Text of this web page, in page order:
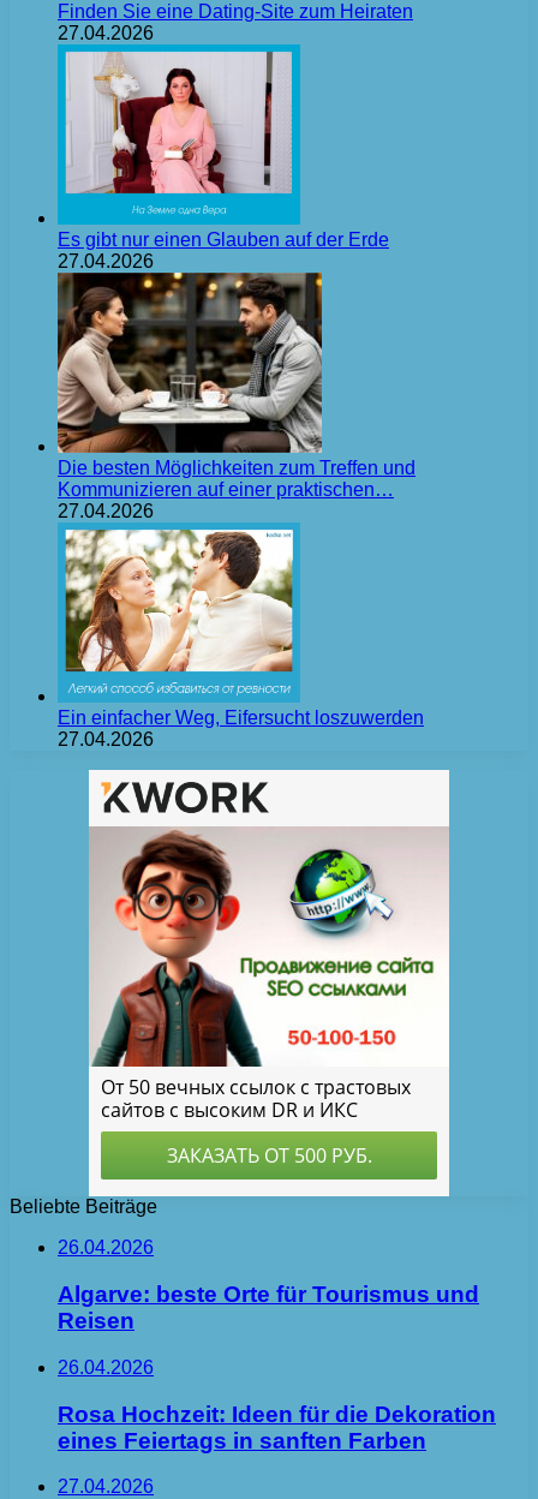
Finden Sie eine Dating-Site zum Heiraten
27.04.2026
Es gibt nur einen Glauben auf der Erde
27.04.2026
Die besten Möglichkeiten zum Treffen und
Kommunizieren auf einer praktischen…
27.04.2026
Ein einfacher Weg, Eifersucht loszuwerden
27.04.2026
Beliebte Beiträge
26.04.2026
Algarve: beste Orte für Tourismus und
Reisen
26.04.2026
Rosa Hochzeit: Ideen für die Dekoration
eines Feiertags in sanften Farben
27.04.2026